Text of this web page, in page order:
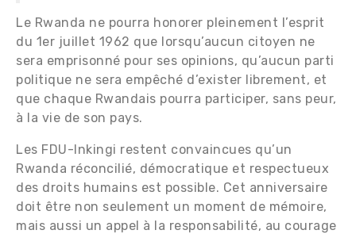
Le Rwanda ne pourra honorer pleinement l’esprit
du 1er juillet 1962 que lorsqu’aucun citoyen ne
sera emprisonné pour ses opinions, qu’aucun parti
politique ne sera empêché d’exister librement, et
que chaque Rwandais pourra participer, sans peur,
à la vie de son pays.
Les FDU-Inkingi restent convaincues qu’un
Rwanda réconcilié, démocratique et respectueux
des droits humains est possible. Cet anniversaire
doit être non seulement un moment de mémoire,
mais aussi un appel à la responsabilité, au courage